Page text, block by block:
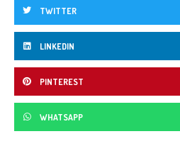
TWITTER
LINKEDIN
PINTEREST
WHATSAPP